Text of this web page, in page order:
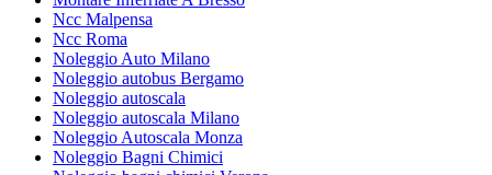
Ncc Malpensa
Ncc Roma
Noleggio Auto Milano
Noleggio autobus Bergamo
Noleggio autoscala
Noleggio autoscala Milano
Noleggio Autoscala Monza
Noleggio Bagni Chimici